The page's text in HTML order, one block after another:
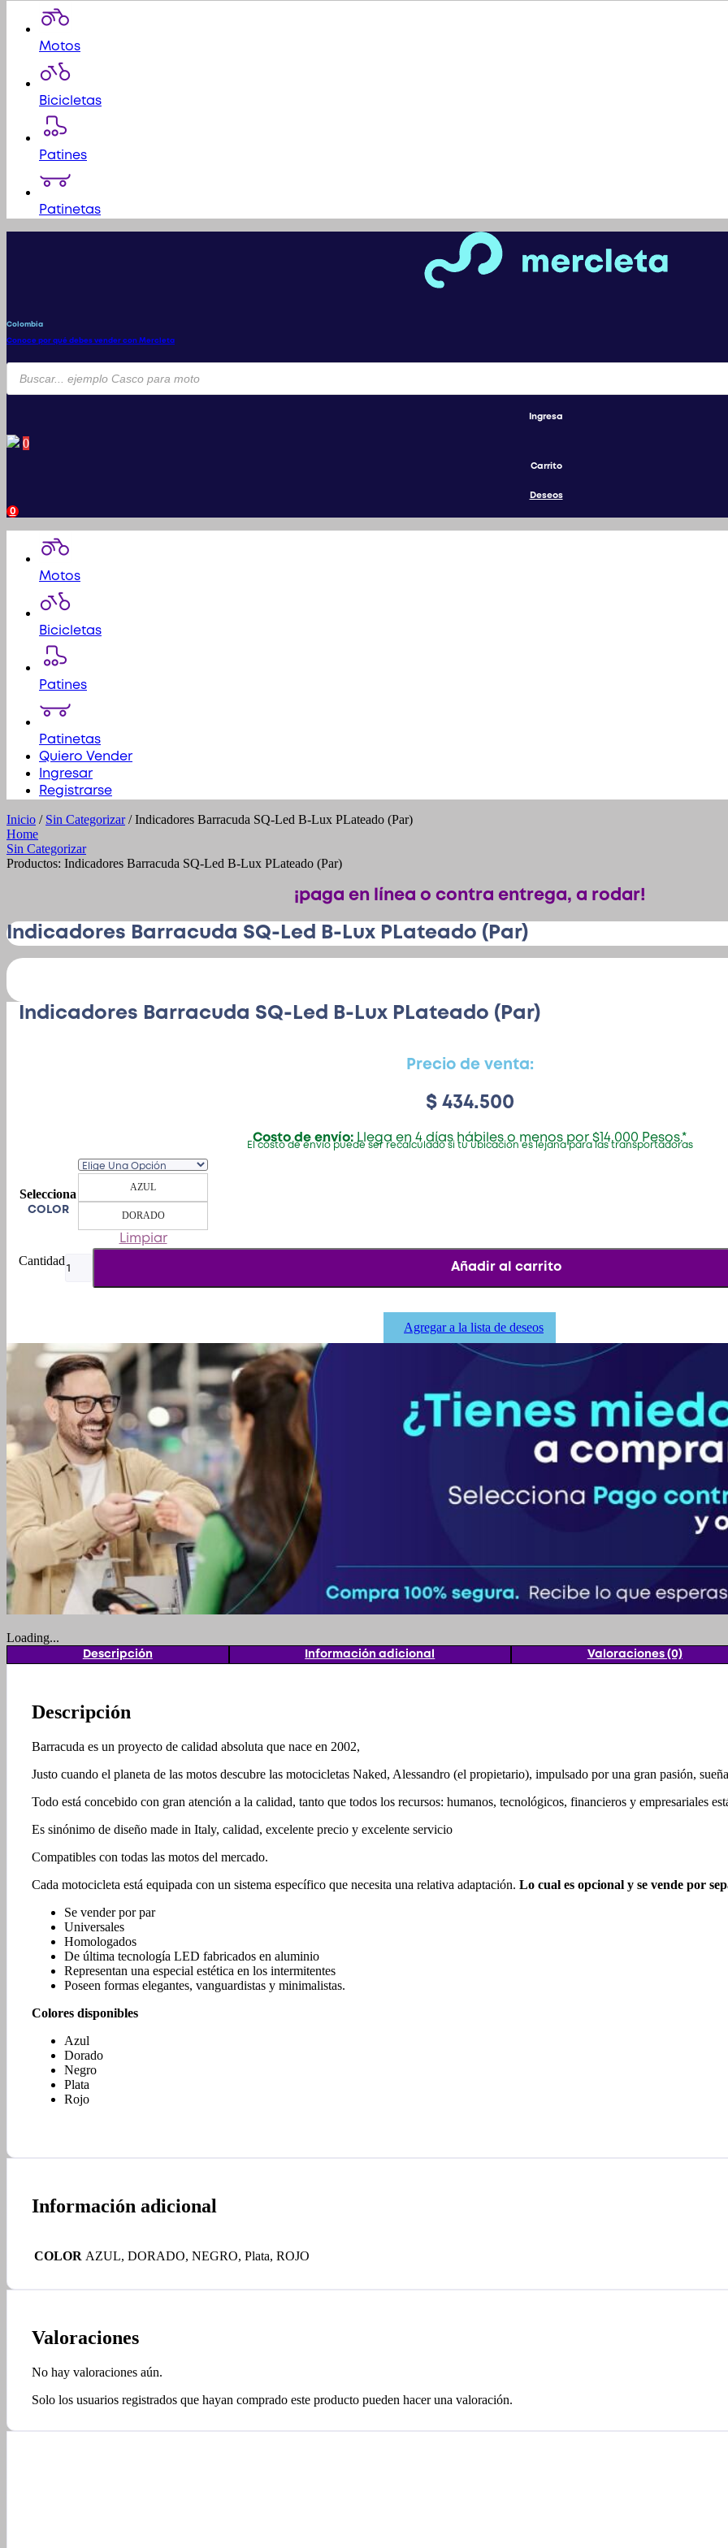
Motos
Bicicletas
Patines
Patinetas
Colombia
Conoce por qué debes vender con Mercleta
Búsqueda
productos
Ingresa
0
Carrito
Deseos
0
Motos
Bicicletas
Patines
Patinetas
Quiero Vender
Ingresar
Registrarse
Inicio / Sin Categorizar/ Indicadores Barracuda SQ-Led B-Lux PLateado (Par)
Home
Sin Categorizar
Productos: Indicadores Barracuda SQ-Led B-Lux PLateado (Par)
¡paga en línea o contra entrega, a rodar!
Indicadores Barracuda SQ-Led B-Lux PLateado (Par)
Indicadores Barracuda SQ-Led B-Lux PLateado (Par)
Precio de venta:
$434.500
Costo de envío: Llega en 4 días hábiles o menos por $14.000 Pesos.*
El costo de envío puede ser recalculado si tu ubicación es lejana para las transportadoras
COLOR
AZUL
DORADO
Limpiar
Indicadores
Barracuda
PLateado
cantidad
Añadir al carrito
Agregar a la lista de deseos
Loading...
Descripción Información adicional Valoraciones (0)
Descripción
Barracuda es un proyecto de calidad absoluta que nace en 2002,
Justo cuando el planeta de las motos descubre las motocicletas Naked, Alessandro (el propietario), impulsado por una gran pasión,
Todo está concebido con gran atención a la calidad, tanto que todos los recursos: humanos, tecnológicos, financieros y empresariales
Es sinónimo de diseño made in Italy, calidad, excelente precio y excelente servicio
Compatibles con todas las motos del mercado.
Cada motocicleta está equipada con un sistema específico que necesita una relativa adaptación. Lo cual es opcional y se vende por
Se vender por par
Universales
Homologados
De última tecnología LED fabricados en aluminio
Representan una especial estética en los intermitentes
Poseen formas elegantes, vanguardistas y minimalistas.
Colores disponibles
Azul
Dorado
Negro
Plata
Rojo
Información adicional
COLOR AZUL, DORADO, NEGRO, Plata, ROJO
Valoraciones
No hay valoraciones aún.
Solo los usuarios registrados que hayan comprado este producto pueden hacer una valoración.